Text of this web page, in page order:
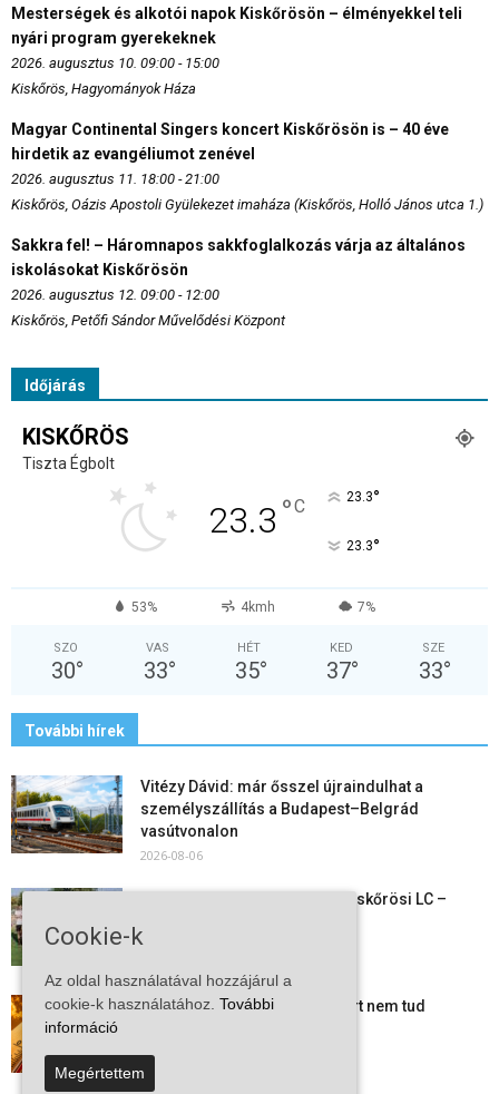
Mesterségek és alkotói napok Kiskőrösön – élményekkel teli
nyári program gyerekeknek
2026. augusztus 10. 09:00 - 15:00
Kiskőrös, Hagyományok Háza
Magyar Continental Singers koncert Kiskőrösön is – 40 éve
hirdetik az evangéliumot zenével
2026. augusztus 11. 18:00 - 21:00
Kiskőrös, Oázis Apostoli Gyülekezet imaháza (Kiskőrös, Holló János utca 1.)
Sakkra fel! – Háromnapos sakkfoglalkozás várja az általános
iskolásokat Kiskőrösön
2026. augusztus 12. 09:00 - 12:00
Kiskőrös, Petőfi Sándor Művelődési Központ
Időjárás
KISKŐRÖS
Tiszta Égbolt
23.3 °C 23.3°
23.3°
53% 4kmh 7%
SZO
30°
VAS
33°
HÉT
35°
KED
37°
SZE
33°
További hírek
Vitézy Dávid: már ősszel újraindulhat a
személyszállítás a Budapest–Belgrád
vasútvonalon
2026-08-06
Megkezdte a felkészülést a Kiskőrösi LC –
2026-08-06
Mi történik Európa felett? Ezért nem tud
2026-08-05
Cookie-k
Az oldal használatával hozzájárul a
cookie-k használatához. További
információ
Megértettem